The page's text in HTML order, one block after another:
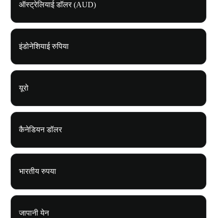
ऑस्ट्रेलियाई डॉलर (AUD)
इंडोनेशियाई रुपिया
यूरो
कैनेडियन डॉलर
भारतीय रुपया
जापानी येन